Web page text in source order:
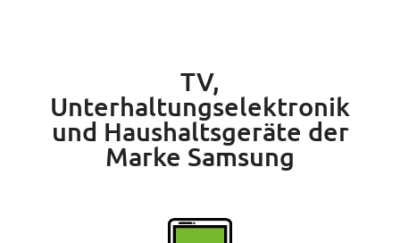
TV,
Unterhaltungselektronik
und Haushaltsgeräte der
Marke Samsung